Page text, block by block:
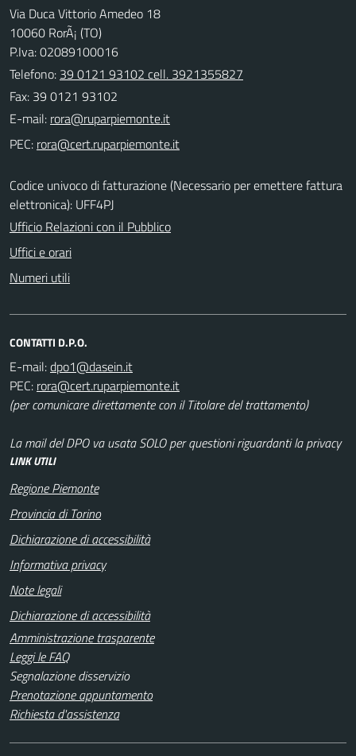
Via Duca Vittorio Amedeo 18
10060 RorÃ¡ (TO)
P.Iva: 02089100016
Telefono: 39 0121 93102 cell. 3921355827
Fax: 39 0121 93102
E-mail:
PEC:
Codice univoco di fatturazione (Necessario per emettere fattura
elettronica): UFF4PJ
Ufficio Relazioni con il Pubblico
Uffici e orari
Numeri utili
CONTATTI D.P.O.
E-mail:
PEC:
(per comunicare direttamente con il Titolare del trattamento)
La mail del DPO va usata SOLO per questioni riguardanti la privacy
LINK UTILI
Regione Piemonte
Provincia di Torino
Dichiarazione di accessibilità
Informativa privacy
Note legali
Dichiarazione di accessibilità
Amministrazione trasparente
Leggi le FAQ
Segnalazione disservizio
Prenotazione appuntamento
Richiesta d'assistenza